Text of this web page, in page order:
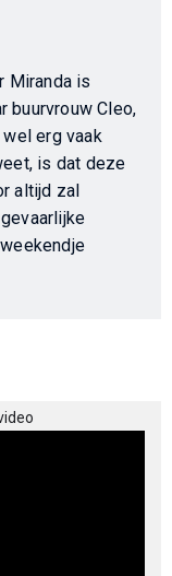
Miranda is
buurvrouw Cleo,
erg vaak
is dat deze
altijd zal